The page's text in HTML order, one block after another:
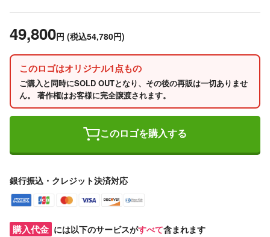
49,800円 (税込54,780円)
このロゴはオリジナル1点もの
ご購入と同時にSOLD OUTとなり、その後の再販は一切ありませ
ん。 著作権はお客様に完全譲渡されます。
このロゴを購入する
銀行振込・クレジット決済対応
購入代金 には以下のサービスがすべて含まれます